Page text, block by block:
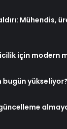
Mühendis,
için modern
bugün yükseliyor?